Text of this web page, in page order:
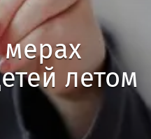
летом